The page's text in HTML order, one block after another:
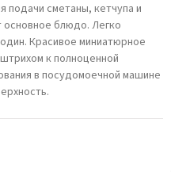
подачи сметаны, кетчупа и
блюдо. Легко
Красивое миниатюрное
к полноценной
в посудомоечной машине